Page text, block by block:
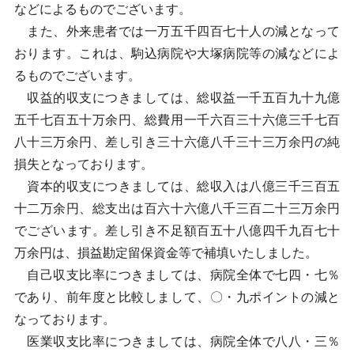
などによるものでございます。
また、外来患者では一万五千四百七十人の減となって
おります。これは、駒込病院や大塚病院等の減などによ
るものでございます。
収益的収支につきましては、総収益一千五百九十九億
五千七百五十万余円、総費用一千六百三十六億三千七百
八十三万余円、差し引き三十六億八千三十三万余円の純
損失となっております。
資本的収支につきましては、総収入は八億三千三百五
十二万余円、総支出は百六十六億八千三百二十三万余円
でございます。差し引き不足額百五十八億四千九百七十
万余円は、損益勘定留保資金等で補填いたしました。
自己収支比率につきましては、病院全体で七四・七％
であり、前年度と比較しまして、〇・九ポイントの減と
なっております。
医業収支比率につきましては、病院全体で八八・三％